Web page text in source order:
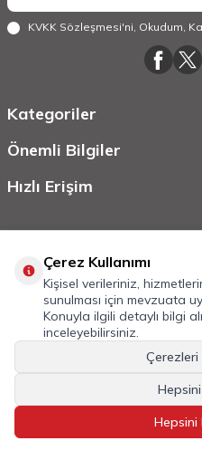
KVKK Sözleşmesi'ni, Okudum,
Kategoriler
Önemli Bilgiler
Hızlı Erişim
Tüm Hakkı
E-Ticaret
Çerez Kullanımı
Kişisel verileriniz,
sunulması için mevzuata
Konuyla ilgili detaylı bilgi
inceleyebilirsiniz.
Hepsini